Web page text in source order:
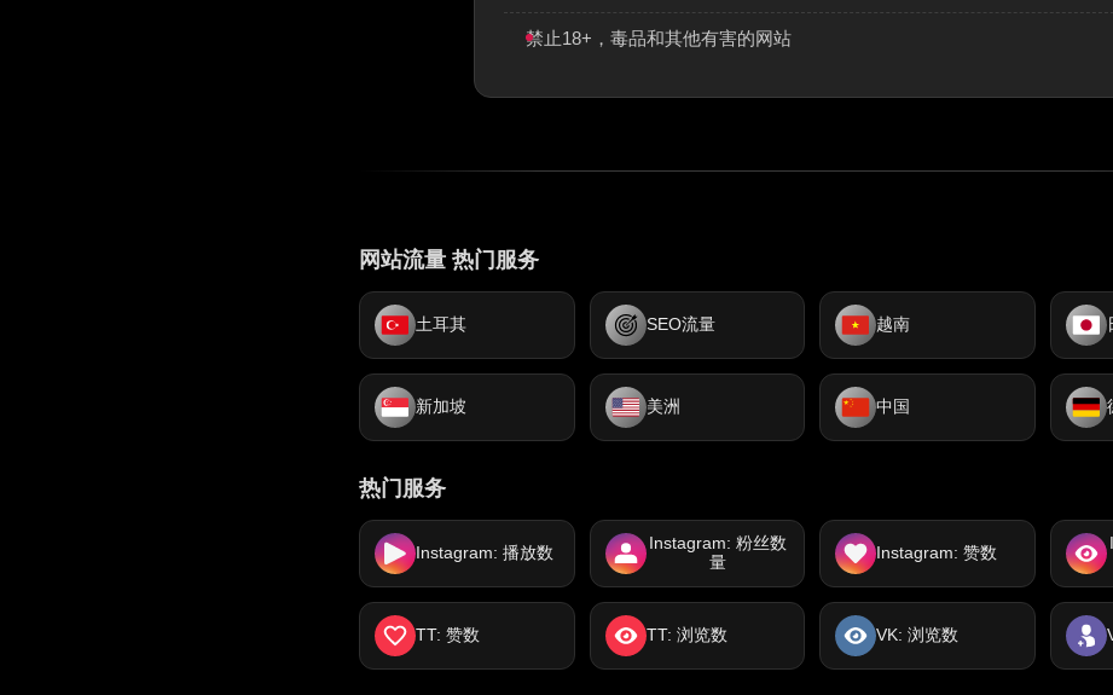
禁止18+，毒品和其他有害的网站
网站流量 热门服务
土耳其 SEO流量 越南
新加坡 美洲 中国
热门服务
Instagram: 播放数
Instagram: 粉丝数
量
Instagram: 赞数
TT: 赞数 TT: 浏览数 VK: 浏览数